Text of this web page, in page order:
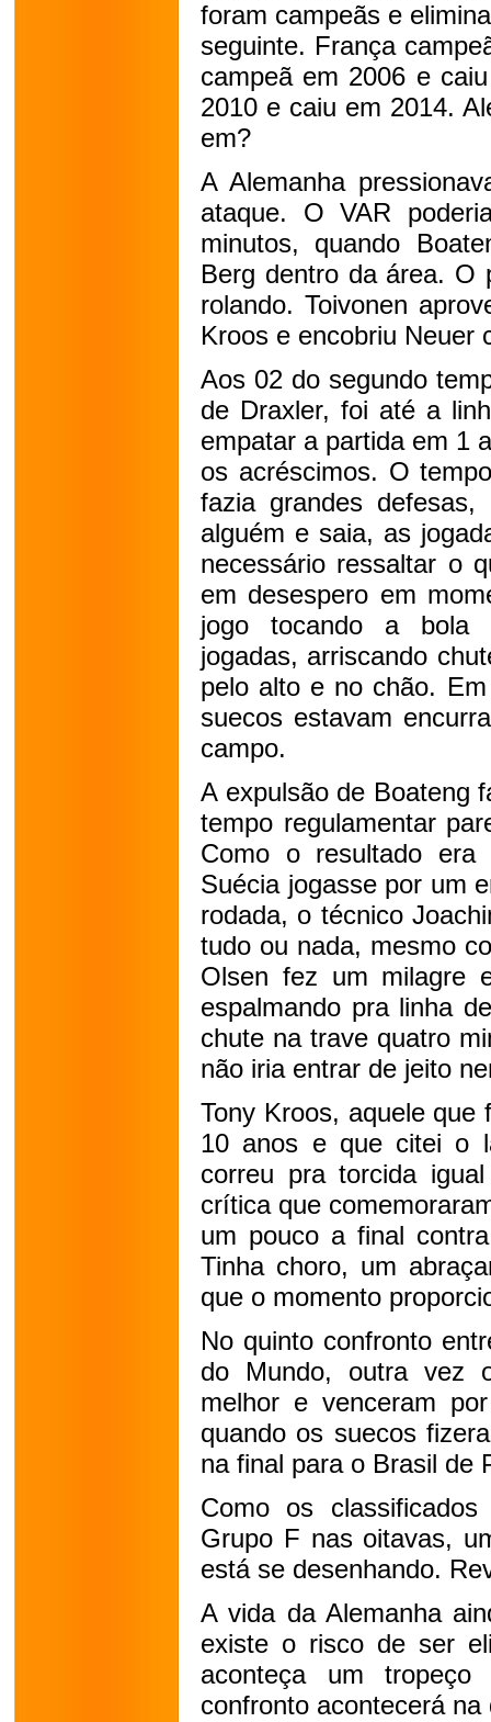
foram campeãs e
seguinte. França
campeã em 2006 e
2010 e caiu em 2014.
em?
A Alemanha
ataque. O VAR
minutos, quando
Berg dentro da área. O
rolando. Toivonen
Kroos e encobriu Neuer
Aos 02 do segundo
de Draxler, foi até a
empatar a partida em 1
os acréscimos. O
fazia grandes
alguém e saia, as
necessário ressaltar o
em desespero em
jogo tocando a bola
jogadas, arriscando
pelo alto e no chão.
suecos estavam
campo.
A expulsão de Boateng
tempo regulamentar
Como o resultado era
Suécia jogasse por um
rodada, o técnico
tudo ou nada, mesmo
Olsen fez um milagre
espalmando pra linha
chute na trave quatro
não iria entrar de jeito
Tony Kroos, aquele que
10 anos e que citei o
correu pra torcida
crítica que
um pouco a final
Tinha choro, um
que o momento
No quinto confronto
do Mundo, outra vez
melhor e venceram
quando os suecos
na final para o Brasil de
Como os
Grupo F nas oitavas,
está se desenhando.
A vida da Alemanha
existe o risco de ser
aconteça um
confronto acontecerá